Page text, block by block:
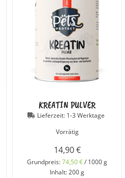
KREATIN PULVER
Lieferzeit: 1-3 Werktage
Vorrätig
14,90€
Grundpreis:74,50€/ 1000g
Inhalt: 200g